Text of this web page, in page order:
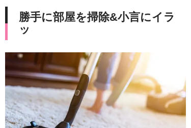
勝手に部屋を掃除&小言にイラ
ッ